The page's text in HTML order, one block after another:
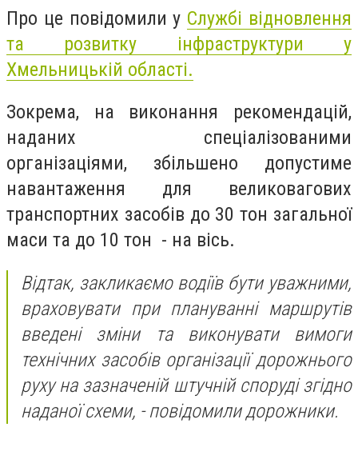
Про це повідомили у Службі відновлення
та розвитку інфраструктури у
Хмельницькій області.
Зокрема, на виконання рекомендацій,
наданих спеціалізованими
організаціями, збільшено допустиме
навантаження для великовагових
транспортних засобів до 30 тон загальної
маси та до 10 тон - на вісь.
Відтак, закликаємо водіїв бути уважними,
враховувати при плануванні маршрутів
введені зміни та виконувати вимоги
технічних засобів організації дорожнього
руху на зазначеній штучній споруді згідно
наданої схеми, - повідомили дорожники.